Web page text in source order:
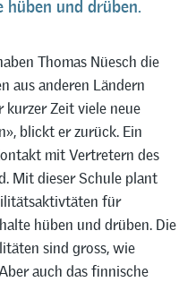
und drüben.
Thomas Nüesch die
aus anderen Ländern
Zeit viele neue
blickt er zurück. Ein
mit Vertretern des
Mit dieser Schule plant
für
hüben und drüben. Die
sind gross, wie
auch das finnische